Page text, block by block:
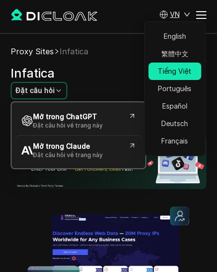
VN
English
繁體中文
Tiếng Việt
Português
Español
Deutsch
Français
Proxy Sites Infatica
Infatica
Đặt câu hỏi
Mở trong ChatGPT
Đặt câu hỏi về trang này
Mở trong Claude
Đặt câu hỏi về trang này
Các giải pháp proxy tiên tiến cho kết nối toàn
cầu đáng tin cậy và tốc độ cao.